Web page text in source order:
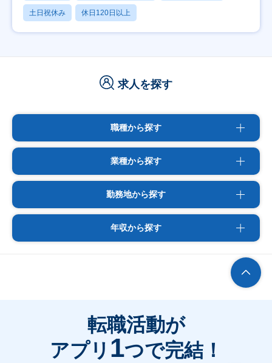
土日祝休み 休日120日以上
求人を探す
職種から探す
業種から探す
勤務地から探す
年収から探す
転職活動が
アプリ 1つで完結！